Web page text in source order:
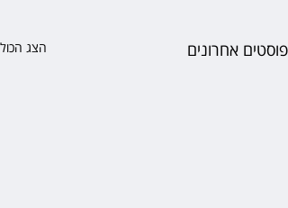
פוסטים אחרונים הצג הכול